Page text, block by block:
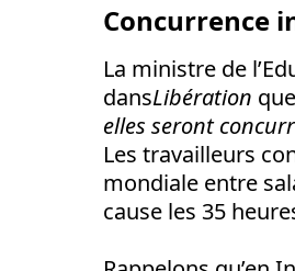
Concurrence
La ministre de
dansLibération
elles seront
Les travailleurs
mondiale entre
cause les 35